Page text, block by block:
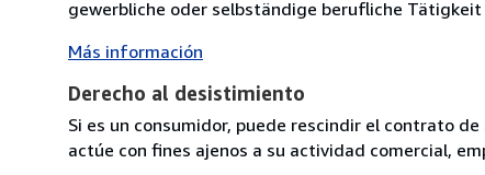
gewerbliche oder selbständige berufliche
Más información
Derecho al desistimiento
Si es un consumidor, puede rescindir el contrato
actúe con fines ajenos a su actividad comercial,